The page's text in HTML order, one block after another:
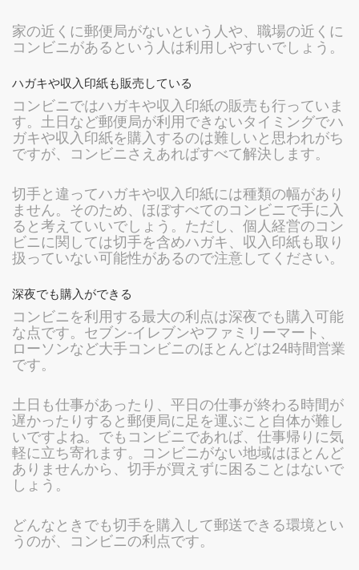
家の近くに郵便局がないという人や、職場の近くに
コンビニがあるという人は利用しやすいでしょう。
ハガキや収入印紙も販売している
コンビニではハガキや収入印紙の販売も行っていま
す。土日など郵便局が利用できないタイミングでハ
ガキや収入印紙を購入するのは難しいと思われがち
ですが、コンビニさえあればすべて解決します。
切手と違ってハガキや収入印紙には種類の幅があり
ません。そのため、ほぼすべてのコンビニで手に入
ると考えていいでしょう。ただし、個人経営のコン
ビニに関しては切手を含めハガキ、収入印紙も取り
扱っていない可能性があるので注意してください。
深夜でも購入ができる
コンビニを利用する最大の利点は深夜でも購入可能
な点です。セブン-イレブンやファミリーマート、
ローソンなど大手コンビニのほとんどは24時間営業
です。
土日も仕事があったり、平日の仕事が終わる時間が
遅かったりすると郵便局に足を運ぶこと自体が難し
いですよね。でもコンビニであれば、仕事帰りに気
軽に立ち寄れます。コンビニがない地域はほとんど
ありませんから、切手が買えずに困ることはないで
しょう。
どんなときでも切手を購入して郵送できる環境とい
うのが、コンビニの利点です。